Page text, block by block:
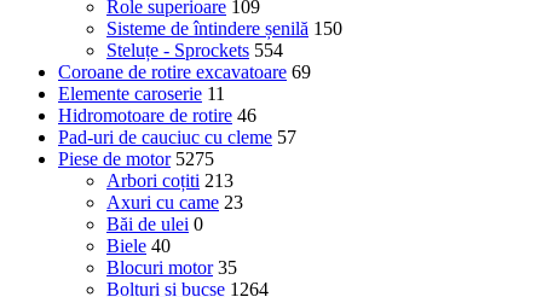
Role superioare 109
Sisteme de întindere șenilă 150
Steluțe - Sprockets 554
Coroane de rotire excavatoare 69
Elemente caroserie 11
Hidromotoare de rotire 46
Pad-uri de cauciuc cu cleme 57
Piese de motor 5275
Arbori coțiti 213
Axuri cu came 23
Băi de ulei 0
Biele 40
Blocuri motor 35
Bolțuri și bucșe 1264